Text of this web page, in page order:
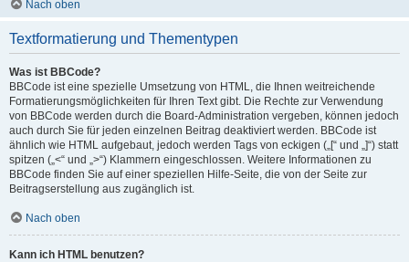
Nach oben
Textformatierung und Thementypen
Was ist BBCode?
BBCode ist eine spezielle Umsetzung von HTML, die Ihnen weitreichende
Formatierungsmöglichkeiten für Ihren Text gibt. Die Rechte zur Verwendung
von BBCode werden durch die Board-Administration vergeben, können jedoch
auch durch Sie für jeden einzelnen Beitrag deaktiviert werden. BBCode ist
ähnlich wie HTML aufgebaut, jedoch werden Tags von eckigen („[“ und „]“) statt
spitzen („<“ und „>“) Klammern eingeschlossen. Weitere Informationen zu
BBCode finden Sie auf einer speziellen Hilfe-Seite, die von der Seite zur
Beitragserstellung aus zugänglich ist.
Nach oben
Kann ich HTML benutzen?